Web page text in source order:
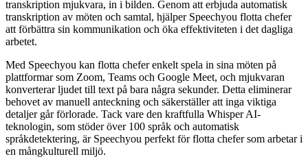
transkription mjukvara, in i bilden. Genom att erbjuda automatisk
transkription av möten och samtal, hjälper Speechyou flotta chefer
att förbättra sin kommunikation och öka effektiviteten i det dagliga
arbetet.
Med Speechyou kan flotta chefer enkelt spela in sina möten på
plattformar som Zoom, Teams och Google Meet, och mjukvaran
konverterar ljudet till text på bara några sekunder. Detta eliminerar
behovet av manuell anteckning och säkerställer att inga viktiga
detaljer går förlorade. Tack vare den kraftfulla Whisper AI-
teknologin, som stöder över 100 språk och automatisk
språkdetektering, är Speechyou perfekt för flotta chefer som arbetar i
en mångkulturell miljö.